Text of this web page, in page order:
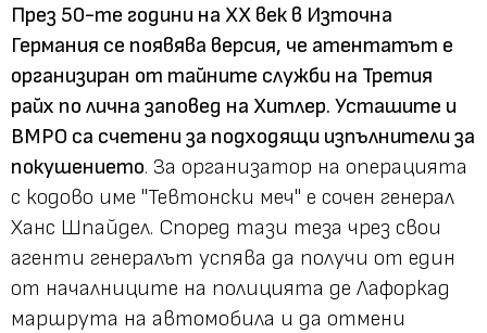
През 50-те години на ХХ век в Източна
Германия се появява версия, че атентатът е
организиран от тайните служби на Третия
райх по лична заповед на Хитлер. Усташите и
ВМРО са счетени за подходящи изпълнители за
покушението. За организатор на операцията
с кодово име "Тевтонски меч" е сочен генерал
Ханс Шпайдел. Според тази теза чрез свои
агенти генералът успява да получи от един
от началниците на полицията де Лафоркад
маршрута на автомобила и да отмени